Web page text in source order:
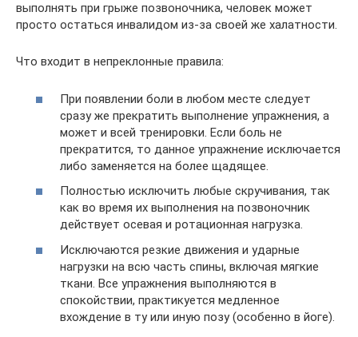
выполнять при грыже позвоночника, человек может
просто остаться инвалидом из-за своей же халатности.
Что входит в непреклонные правила:
При появлении боли в любом месте следует
сразу же прекратить выполнение упражнения, а
может и всей тренировки. Если боль не
прекратится, то данное упражнение исключается
либо заменяется на более щадящее.
Полностью исключить любые скручивания, так
как во время их выполнения на позвоночник
действует осевая и ротационная нагрузка.
Исключаются резкие движения и ударные
нагрузки на всю часть спины, включая мягкие
ткани. Все упражнения выполняются в
спокойствии, практикуется медленное
вхождение в ту или иную позу (особенно в йоге).